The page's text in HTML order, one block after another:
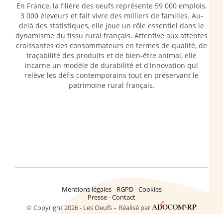
En France, la filière des oeufs représente 59 000 emplois,
3 000 éleveurs et fait vivre des milliers de familles. Au-
delà des statistiques, elle joue un rôle essentiel dans le
dynamisme du tissu rural français. Attentive aux attentes
croissantes des consommateurs en termes de qualité, de
traçabilité des produits et de bien-être animal, elle
incarne un modèle de durabilité et d'innovation qui
relève les défis contemporains tout en préservant le
patrimoine rural français.
© Copyright 2026 - Les Oeufs – Réalisé par
Mentions légales RGPD Cookies
Presse Contact